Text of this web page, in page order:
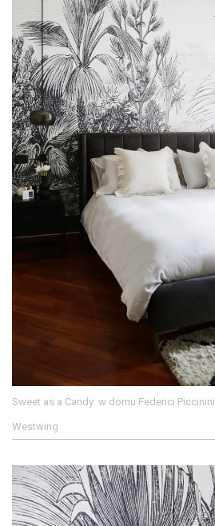
Sweet as a Candy: w domu Federici Piccinini
Westwing